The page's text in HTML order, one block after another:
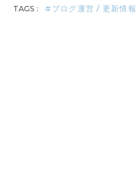
TAGS :
ブログ運営 / 更新情報